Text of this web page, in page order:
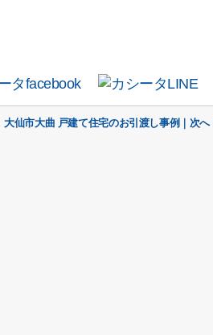
大仙市大曲 戸建て住宅のお引渡し事例｜次